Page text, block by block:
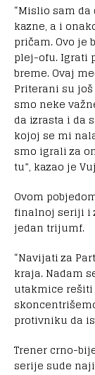
“Mislio sam
kazne, a i
pričam. Ovo je
plej-ofu. Igrati
breme. Ovaj
Priterani su
smo neke
da izrasta i da
kojoj se mi
smo igrali za
tu”, kazao je
Ovom
finalnoj seriji i
jedan trijumf.
“Navijati za
kraja. Nadam
utakmice rešiti
protivniku da
Trener crno-
serije sude